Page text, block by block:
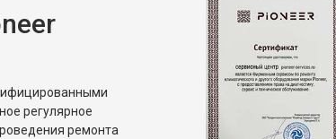
регулярное
ремонта